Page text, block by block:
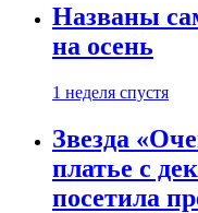
Названы
на осень
1 неделя спустя
Звезда
платье с
посетила